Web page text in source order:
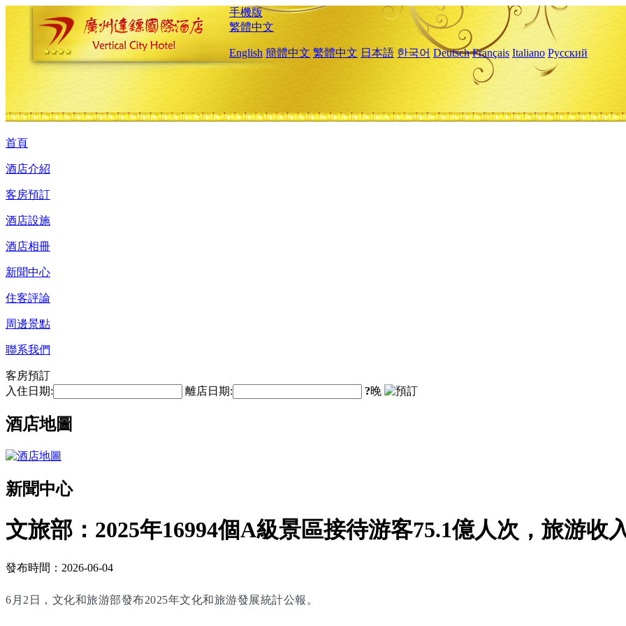
手機版
繁體中文
English 簡體中文 繁體中文 日本語 한국어 Deutsch Français Italiano Русский
首頁
酒店介紹
客房預訂
酒店設施
酒店相冊
新聞中心
住客評論
周邊景點
聯系我們
客房預訂
入住日期:
離店日期: ?晚
酒店地圖
新聞中心
文旅部：2025年16994個A級景區接待游客75.1億人次，旅游收
發布時間：2026-06-04
6月2日，文化和旅游部發布2025年文化和旅游發展統計公報。